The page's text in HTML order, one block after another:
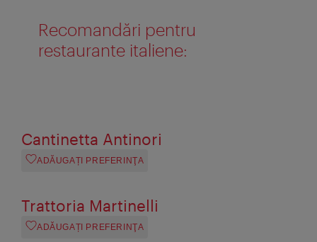
Recomandări pentru
restaurante italiene:
Cantinetta Antinori
ADĂUGAȚI PREFERINŢA
Trattoria Martinelli
ADĂUGAȚI PREFERINŢA